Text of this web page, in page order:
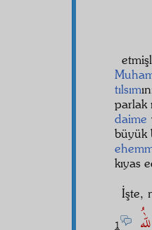
tılsım
parlak
daime
kıyas
İşte,
1